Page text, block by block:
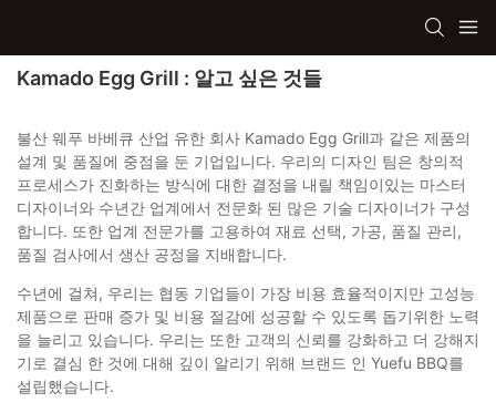
Kamado Egg Grill : 알고 싶은 것들
불산 웨푸 바베큐 산업 유한 회사 Kamado Egg Grill과 같은 제품의
설계 및 품질에 중점을 둔 기업입니다. 우리의 디자인 팀은 창의적
프로세스가 진화하는 방식에 대한 결정을 내릴 책임이있는 마스터
디자이너와 수년간 업계에서 전문화 된 많은 기술 디자이너가 구성
합니다. 또한 업계 전문가를 고용하여 재료 선택, 가공, 품질 관리,
품질 검사에서 생산 공정을 지배합니다.
수년에 걸쳐, 우리는 협동 기업들이 가장 비용 효율적이지만 고성능
제품으로 판매 증가 및 비용 절감에 성공할 수 있도록 돕기위한 노력
을 늘리고 있습니다. 우리는 또한 고객의 신뢰를 강화하고 더 강해지
기로 결심 한 것에 대해 깊이 알리기 위해 브랜드 인 Yuefu BBQ를
설립했습니다.